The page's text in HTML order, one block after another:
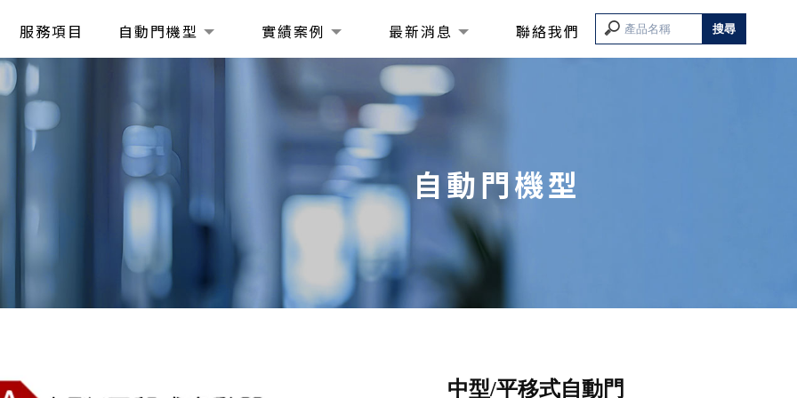
服務項目 自動門機型 實績案例 最新消息 聯絡我們
自動門機型
中型/平移式自動門